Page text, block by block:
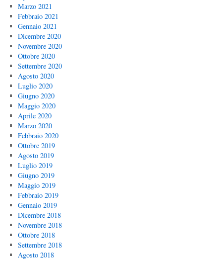
Marzo 2021
Febbraio 2021
Gennaio 2021
Dicembre 2020
Novembre 2020
Ottobre 2020
Settembre 2020
Agosto 2020
Luglio 2020
Giugno 2020
Maggio 2020
Aprile 2020
Marzo 2020
Febbraio 2020
Ottobre 2019
Agosto 2019
Luglio 2019
Giugno 2019
Maggio 2019
Febbraio 2019
Gennaio 2019
Dicembre 2018
Novembre 2018
Ottobre 2018
Settembre 2018
Agosto 2018